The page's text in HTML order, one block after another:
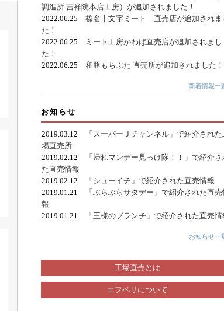
調進所 吉祥院本店工房）が追加されました！
2022.06.25 榛名十文字ミート 直売店が追加されま
た！
2022.06.25
ミート工房かわば直売店が追加されまし
た！
2022.06.25 和豚もちぶた 直売所が追加されました！
新着情報一
お知らせ
2019.03.12
「スーパーＪチャンネル」で紹介された
場直売所
2019.02.12
「帰れマンデー見っけ隊！！」で紹介さ
た直売情報
2019.02.12
「シューイチ」で紹介された直売情報
2019.01.21
「ぶらぶらサタデー」で紹介された直売
報
2019.01.21
「王様のブランチ」で紹介された直売情
お知らせ一
工場直売とは
エフペリについて